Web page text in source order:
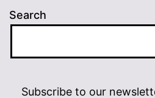
Search
Subscribe to our